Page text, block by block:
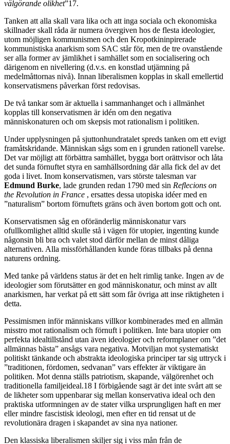
välgörande olikhet”17.
Tanken att alla skall vara lika och att inga sociala och ekonomiska
skillnader skall råda är numera övergiven hos de flesta ideologier,
utom möjligen kommunismen och den Kropotkininpirerade
kommunistiska anarkism som SAC står för, men de tre ovanstående
ser alla former av jämlikhet i samhället som en socialisering och
därigenom en nivellering (d.v.s. en konstlad utjämning på
medelmåttornas nivå). Innan liberalismen kopplas in skall emellertid
konservatismens påverkan först redovisas.
De två tankar som är aktuella i sammanhanget och i allmänhet
kopplas till konservatismen är idén om den negativa
människonaturen och om skepsis mot rationalism i politiken.
Under upplysningen på sjuttonhundratalet spreds tanken om ett evigt
framåtskridande. Människan sågs som en i grunden rationell varelse.
Det var möjligt att förbättra samhället, bygga bort orättvisor och låta
det sunda förnuftet styra en samhällsordning där alla fick del av det
goda i livet. Inom konservatismen, vars störste talesman var
Edmund Burke, lade grunden redan 1790 med sin Reflecions on
the Revolution in France , ersattes dessa utopiska idéer med en
”naturalism” bortom förnuftets gräns och även bortom gott och ont.
Konservatismen såg en oföränderlig människonatur vars
ofullkomlighet alltid skulle stå i vägen för utopier, ingenting kunde
någonsin bli bra och valet stod därför mellan de minst dåliga
alternativen. Alla missförhållanden kunde föras tillbaks på denna
naturens ordning.
Med tanke på världens status är det en helt rimlig tanke. Ingen av de
ideologier som förutsätter en god människonatur, och minst av allt
anarkismen, har verkat på ett sätt som får övriga att inse riktigheten i
detta.
Pessimismen inför människans villkor kombinerades med en allmän
misstro mot rationalism och förnuft i politiken. Inte bara utopier om
perfekta idealtillstånd utan även ideologier och reformplaner om ”det
allmännas bästa” ansågs vara negativa. Motviljan mot systematiskt
politiskt tänkande och abstrakta ideologiska principer tar sig uttryck i
”traditionen, fördomen, sedvanan” vars effekter är viktigare än
politiken. Mot denna ställs patriotism, skapande, välgörenhet och
traditionella familjeideal.18 I förbigående sagt är det inte svårt att se
de likheter som uppenbarar sig mellan konservativa ideal och den
praktiska utformningen av de stater vilka ursprungligen haft en mer
eller mindre fascistisk ideologi, men efter en tid rensat ut de
revolutionära dragen i skapandet av sina nya nationer.
Den klassiska liberalismen skiljer sig i viss mån från de